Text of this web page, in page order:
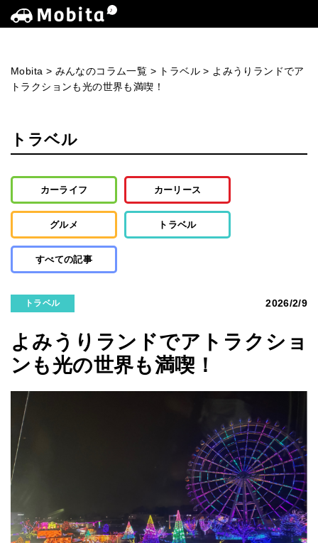
Mobita > みんなのコラム一覧 > トラベル > よみうりランドでア
トラクションも光の世界も満喫！
トラベル
カーライフ カーリース
グルメ トラベル
すべての記事
トラベル 2026/2/9
よみうりランドでアトラクショ
ンも光の世界も満喫！